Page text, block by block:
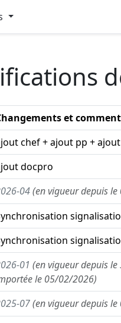
et
chef + ajout pp +
docpro
04(en vigueur depuis
01 (en vigueur depuis
le 05/02/2026)
07(en vigueur depuis